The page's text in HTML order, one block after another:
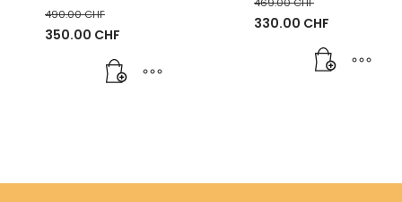
490.00CHF
Ursprünglicher
490.00 CHF
350.00 CHF
350.00 CHF.
469.00CHF
Ursprünglicher
469.00 CHF
330.00 CHF
330.00 CHF.